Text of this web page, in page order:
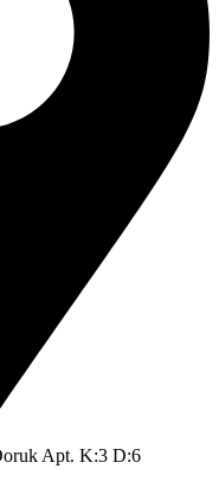
Apt. K:3 D:6